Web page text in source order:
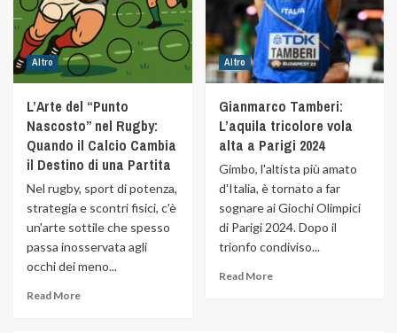
Altro
L’Arte del “Punto
Nascosto” nel Rugby:
Quando il Calcio Cambia
il Destino di una Partita
Nel rugby, sport di potenza,
strategia e scontri fisici, c'è
un'arte sottile che spesso
passa inosservata agli
occhi dei meno...
Read More
Altro
Gianmarco Tamberi:
L’aquila tricolore vola
alta a Parigi 2024
Gimbo, l'altista più amato
d'Italia, è tornato a far
sognare ai Giochi Olimpici
di Parigi 2024. Dopo il
trionfo condiviso...
Read More